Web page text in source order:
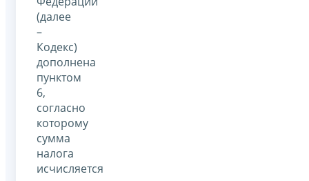
(далее
–
Кодекс)
дополнена
пунктом
6,
согласно
которому
сумма
налога
исчисляется